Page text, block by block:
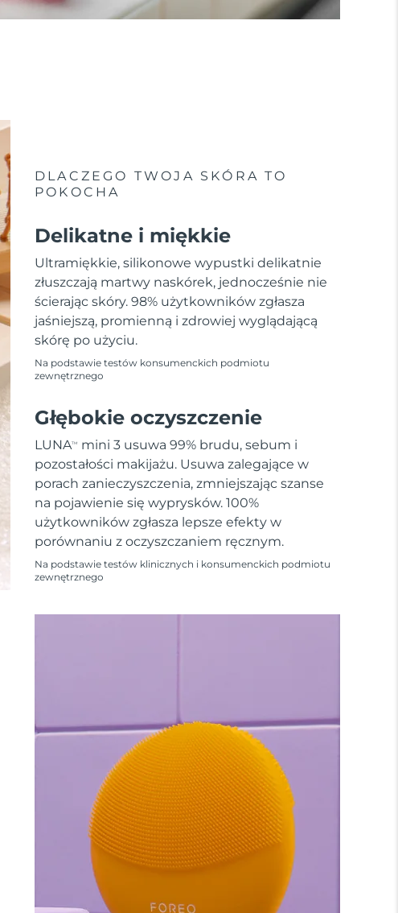
DLACZEGO TWOJA SKÓRA TO
POKOCHA
Delikatne i miękkie
Ultramiękkie, silikonowe wypustki delikatnie
złuszczają martwy naskórek, jednocześnie nie
ścierając skóry. 98% użytkowników zgłasza
jaśniejszą, promienną i zdrowiej wyglądającą
skórę po użyciu.
Na podstawie testów konsumenckich podmiotu
zewnętrznego
Głębokie oczyszczenie
LUNATM
mini 3 usuwa 99% brudu, sebum i
pozostałości makijażu. Usuwa zalegające w
porach zanieczyszczenia, zmniejszając szanse
na pojawienie się wyprysków. 100%
użytkowników zgłasza lepsze efekty w
porównaniu z oczyszczaniem ręcznym.
Na podstawie testów klinicznych i konsumenckich podmiotu
zewnętrznego